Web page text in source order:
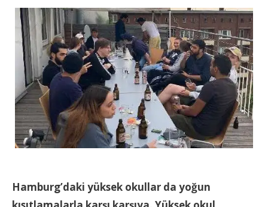
Hamburg’daki yüksek okullar da yoğun